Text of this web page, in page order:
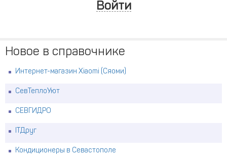
Войти
Новое в справочнике
Интернет-магазин Xiaomi (Сяоми)
СевТеплоУют
СЕВГИДРО
ITДруг
Кондиционеры в Севастополе